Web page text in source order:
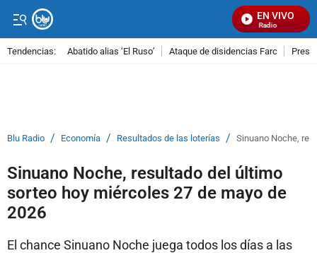
EN VIVO
Señal Visual Radio
Tendencias: Abatido alias ‘El Ruso’ Ataque de disidencias Farc
Blu Radio / Economía / Resultados de las loterías / Sinuano Noche,
Sinuano Noche, resultado del último
sorteo hoy miércoles 27 de mayo de
2026
El chance Sinuano Noche juega todos los días a las